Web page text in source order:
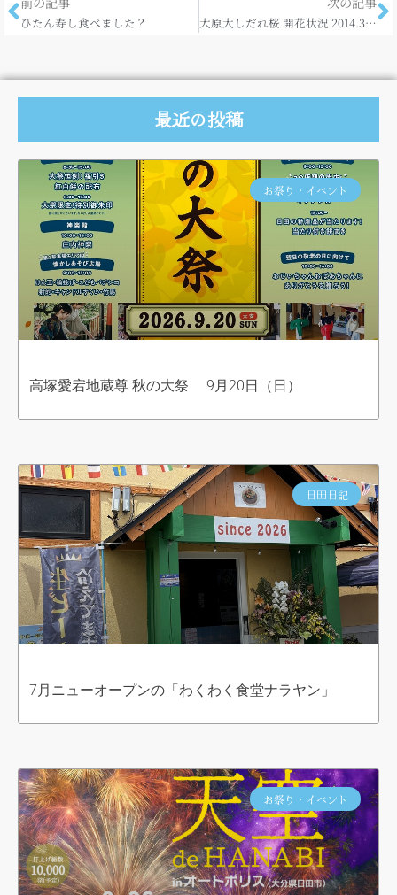
ひたん寿し食べました？ 大原大しだれ桜 開花状況 2014.3.30
最近の投稿
お祭り・イベント
高塚愛宕地蔵尊 秋の大祭 9月20日（日）
日田日記
7月ニューオープンの「わくわく食堂ナラヤン」
お祭り・イベント